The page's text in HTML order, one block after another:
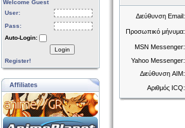
Welcome Guest
User:
Pass:
Auto-Login:
Login
Register!
Affiliates
Διεύθυνση Email:
Προσωπικό μήνυμα:
MSN Messenger:
Yahoo Messenger:
Διεύθυνση AIM:
Αριθμός ICQ: